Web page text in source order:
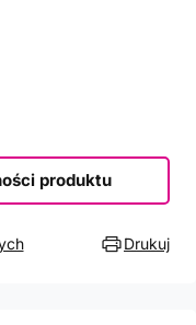
produktu
Drukuj